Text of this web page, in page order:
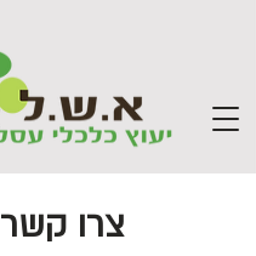
צרו קשר